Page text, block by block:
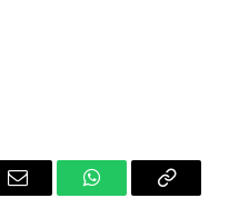
Email WhatsAppCopy